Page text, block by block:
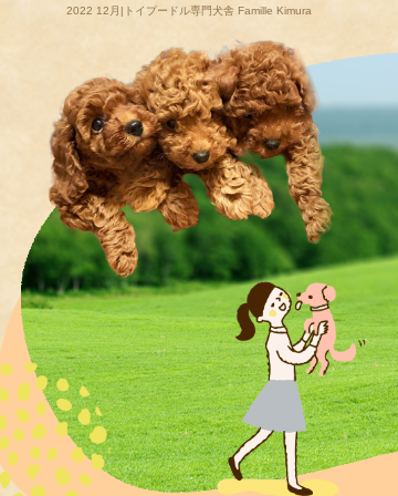
2022 12月|トイプードル専門犬舎 Famille Kimura